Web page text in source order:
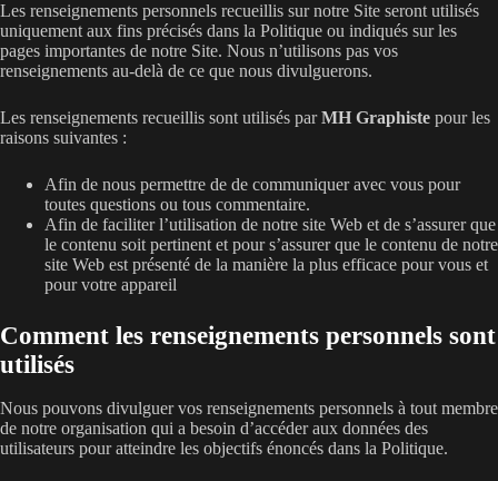
Les renseignements personnels recueillis sur notre Site seront utilisés
uniquement aux fins précisés dans la Politique ou indiqués sur les
pages importantes de notre Site. Nous n’utilisons pas vos
renseignements au-delà de ce que nous divulguerons.
Les renseignements recueillis sont utilisés parMH Graphiste pour les
raisons suivantes :
Afin de nous permettre de de communiquer avec vous pour
toutes questions ou tous commentaire.
Afin de faciliter l’utilisation de notre site Web et de s’assurer que
le contenu soit pertinent et pour s’assurer que le contenu de notre
site Web est présenté de la manière la plus efficace pour vous et
pour votre appareil
Comment les renseignements personnels sont
utilisés
Nous pouvons divulguer vos renseignements personnels à tout membre
de notre organisation qui a besoin d’accéder aux données des
utilisateurs pour atteindre les objectifs énoncés dans la Politique.